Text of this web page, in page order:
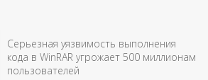
Серьезная уязвимость выполнения
кода в WinRAR угрожает 500 миллионам
пользователей